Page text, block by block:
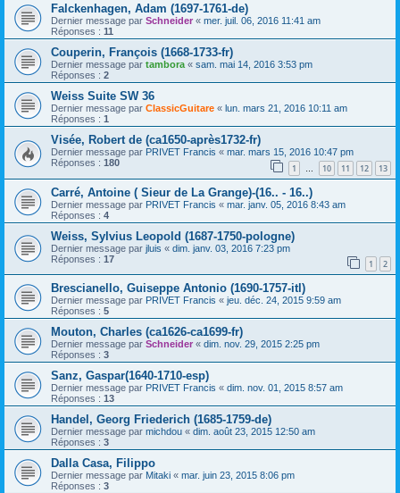
Falckenhagen, Adam (1697-1761-de)
Dernier message par Schneider « mer. juil. 06, 2016 11:41 am
Réponses : 11
Couperin, François (1668-1733-fr)
Dernier message par tambora « sam. mai 14, 2016 3:53 pm
Réponses : 2
Weiss Suite SW 36
Dernier message par ClassicGuitare « lun. mars 21, 2016 10:11 am
Réponses : 1
Visée, Robert de (ca1650-après1732-fr)
Dernier message par PRIVET Francis « mar. mars 15, 2016 10:47 pm
Réponses : 180 1 … 10 11 12 13
Carré, Antoine ( Sieur de La Grange)-(16.. - 16..)
Dernier message par PRIVET Francis « mar. janv. 05, 2016 8:43 am
Réponses : 4
Weiss, Sylvius Leopold (1687-1750-pologne)
Dernier message par jluis « dim. janv. 03, 2016 7:23 pm
Réponses : 17 1 2
Brescianello, Guiseppe Antonio (1690-1757-itl)
Dernier message par PRIVET Francis « jeu. déc. 24, 2015 9:59 am
Réponses : 5
Mouton, Charles (ca1626-ca1699-fr)
Dernier message par Schneider « dim. nov. 29, 2015 2:25 pm
Réponses : 3
Sanz, Gaspar(1640-1710-esp)
Dernier message par PRIVET Francis « dim. nov. 01, 2015 8:57 am
Réponses : 13
Handel, Georg Friederich (1685-1759-de)
Dernier message par michdou « dim. août 23, 2015 12:50 am
Réponses : 3
Dalla Casa, Filippo
Dernier message par Mitaki « mar. juin 23, 2015 8:06 pm
Réponses : 3